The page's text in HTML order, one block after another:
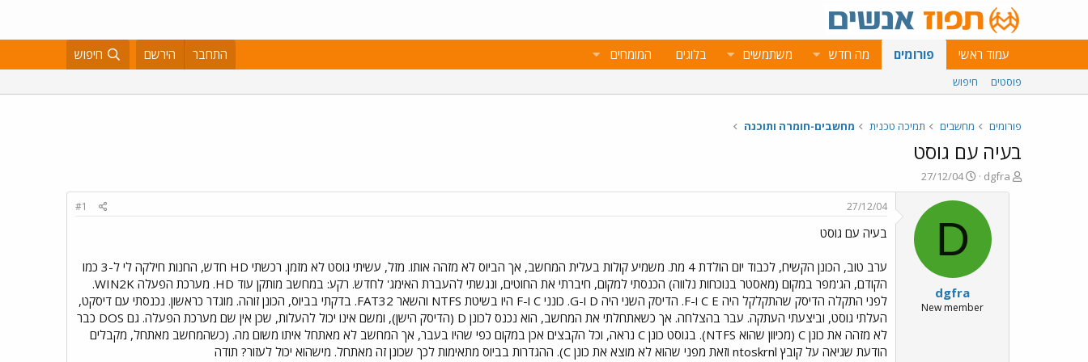
עמוד ראשי פורומים מה חדש משתמשים בלוגים המומחים התחבר הירשם חיפוש
פוסטים חיפוש
פורומים מחשבים תמיכה טכנית מחשבים-חומרה ותוכנה
בעיה עם גוסט
פ
ו
dgfra
פ
ו
ר
ם
ב
א
ר
י
27/12/04
D
dgfra
New member
27/12/04
#1
בעיה עם גוסט
ערב טוב, הכונן הקשיח, לכבוד יום הולדת 4 מת. משמיע קולות בעלית המחשב, אך הביוס לא מזהה אותו. מזל, עשיתי גוסט לא מזמן. רכשתי HD חדש, החנות חילקה לי ל-3 כמו
הקודם, הג'מפר במקום (מאסטר בנוכחות נלווה) הכנסתי למקום, חיברתי את החוטים, ונגשתי להעברת האימג' לחדש. רקע: במחשב מותקן עוד HD. מערכת הפעלה WIN2K.
לפני התקלה הדיסק שהתקלקל היה C E ו-F. הדיסק השני היה D ו-G. כונני C ו-F היו בשיטת NTFS והשאר FAT32. בדקתי בביוס, הכונן זוהה. מוגדר כראשון. נכנסתי עם דיסקט,
העלתי גוסט, וביצעתי העתקה. עבר בהצלחה. אך כשאתחלתי את המחשב, הוא נכנס לכונן D (הדיסק הישן), ומשם אינו יכול להעלות, שכן אין שם מערכת הפעלה. גם DOS כבר
לא מזהה את כונן C (מכיוון שהוא NTFS). בגוסט כונן C נראה, וכל הקבצים אכן במקום כפי שהיו בעבר, אך המחשב לא מאתחל איתו משום מה. (כשהמחשב מאתחל, מקבלים
הודעת שגיאה על קובץ ntoskrnl וזאת מפני שהוא לא מוצא את כונן C). ההגדרות בביוס מתאימות לכך שכונן זה מאתחל. מישהוא יכול לעזור? תודה